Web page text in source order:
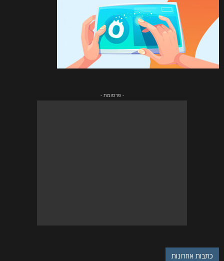
- פרסומת -
כתבות אחרונות